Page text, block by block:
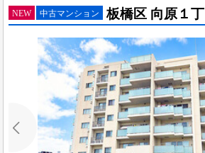
NEW 中古マンション 板橋区 向原１丁